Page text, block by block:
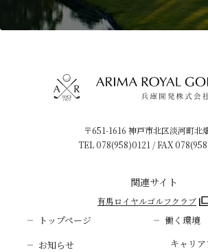
〒651-1616 神戸市北区淡河町北
TEL 078(958)0121 / FAX
関連サイト
有馬ロイヤルゴルフクラブ
トップページ
お知らせ
働く環境
キャリ